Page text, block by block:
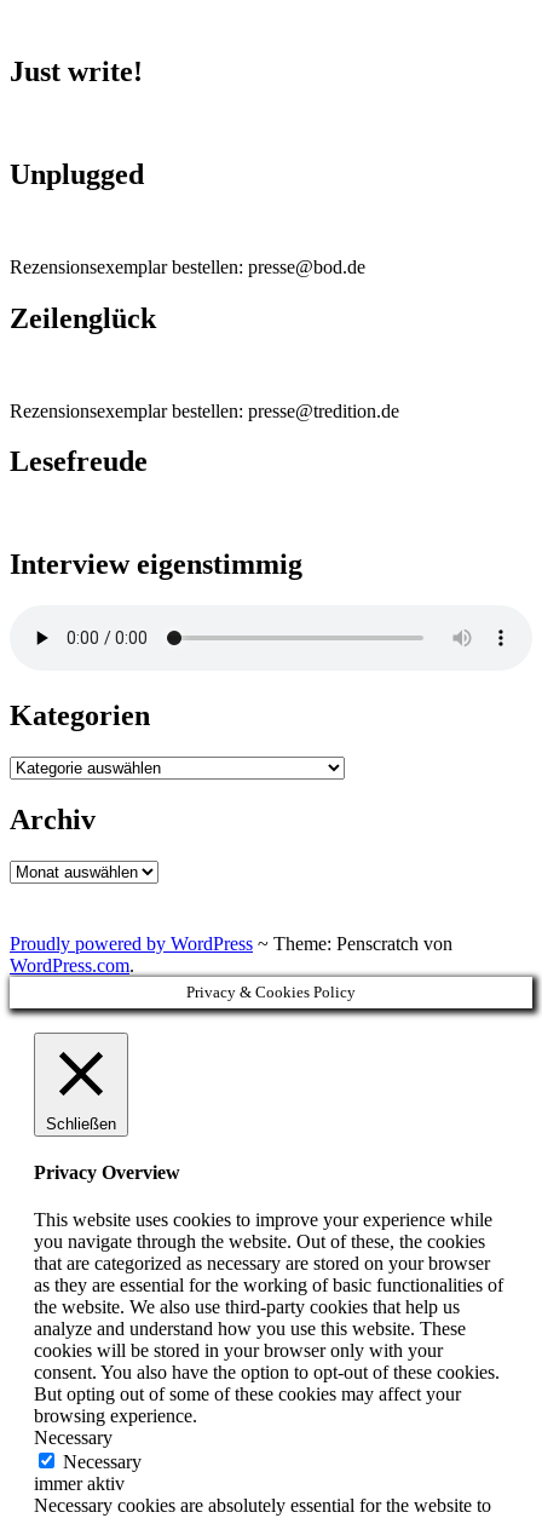
Just write!
Unplugged
Rezensionsexemplar bestellen: presse@bod.de
Zeilenglück
Rezensionsexemplar bestellen: presse@tredition.de
Lesefreude
Interview eigenstimmig
Kategorien
Kategorien
Archiv
Archiv
Proudly powered by WordPress ~ Theme: Penscratch von
WordPress.com.
Privacy & Cookies Policy
Schließen
Privacy Overview
This website uses cookies to improve your experience while
you navigate through the website. Out of these, the cookies
that are categorized as necessary are stored on your browser
as they are essential for the working of basic functionalities of
the website. We also use third-party cookies that help us
analyze and understand how you use this website. These
cookies will be stored in your browser only with your
consent. You also have the option to opt-out of these cookies.
But opting out of some of these cookies may affect your
browsing experience.
Necessary
Necessary
immer aktiv
Necessary cookies are absolutely essential for the website to